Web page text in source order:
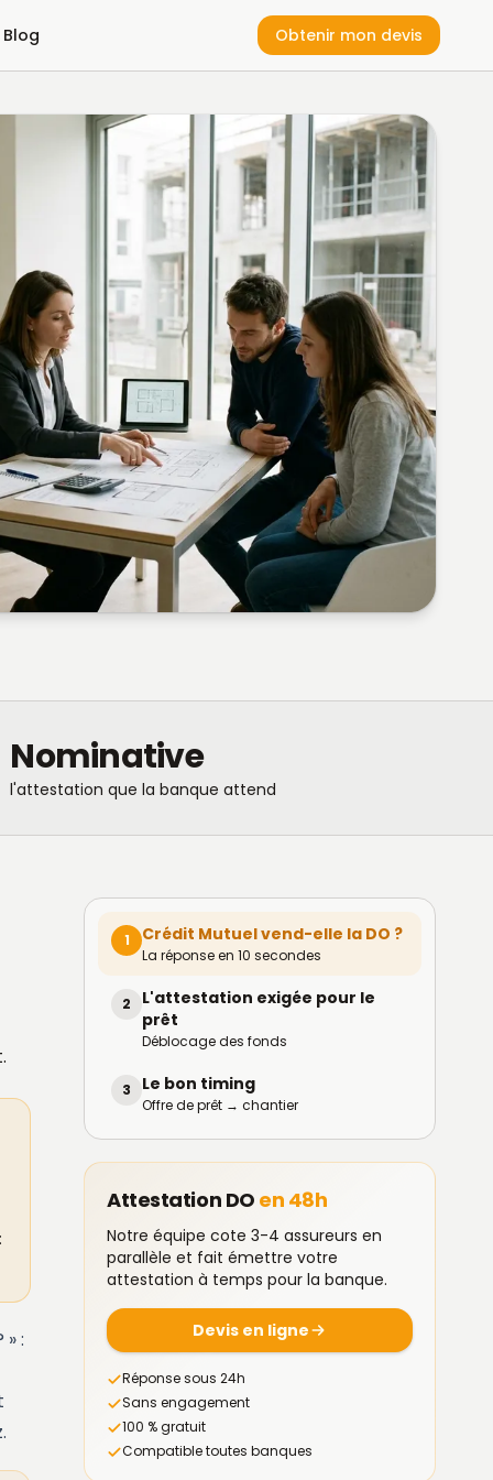
Blog Obtenir mon devis
Nominative
l'attestation que la banque attend
:
1 Crédit Mutuel vend-elle la DO ?
La réponse en 10 secondes
2
L'attestation exigée pour le
prêt
Déblocage des fonds
3 Le bon timing
Offre de prêt → chantier
Attestation DO en 48h
Notre équipe cote 3-4 assureurs en
parallèle et fait émettre votre
attestation à temps pour la banque.
Devis en ligne
Réponse sous 24h
Sans engagement
100 % gratuit
Compatible toutes banques